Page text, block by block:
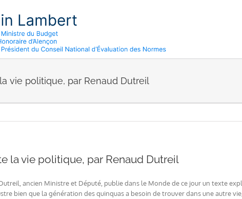
vie politique, par Renaud Dutreil
la vie politique, par Renaud Dutreil
ancien Ministre et Député, publie dans le Monde de ce jour un texte
bien que la génération des quinquas a besoin de trouver dans une autre